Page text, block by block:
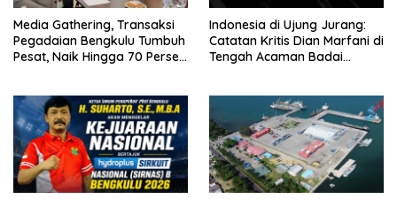
Media Gathering, Transaksi
Pegadaian Bengkulu Tumbuh
Pesat, Naik Hingga 70 Persen
Indonesia di Ujung Jurang:
Catatan Kritis Dian Marfani di
Tengah Acaman Badai